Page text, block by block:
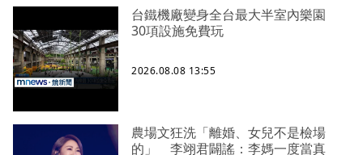
台鐵機廠變身全台最大半室內樂園
30項設施免費玩
2026.08.08 13:55
農場文狂洗「離婚、女兒不是檢場
的」 李翊君闢謠：李媽一度當真